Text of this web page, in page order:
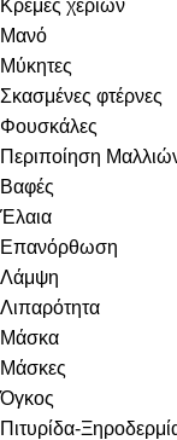
Κρέμες χεριών
Μανό
Μύκητες
Σκασμένες φτέρνες
Φουσκάλες
Περιποίηση
Βαφές
Έλαια
Επανόρθωση
Λάμψη
Λιπαρότητα
Μάσκα
Μάσκες
Όγκος
Πιτυρίδα-